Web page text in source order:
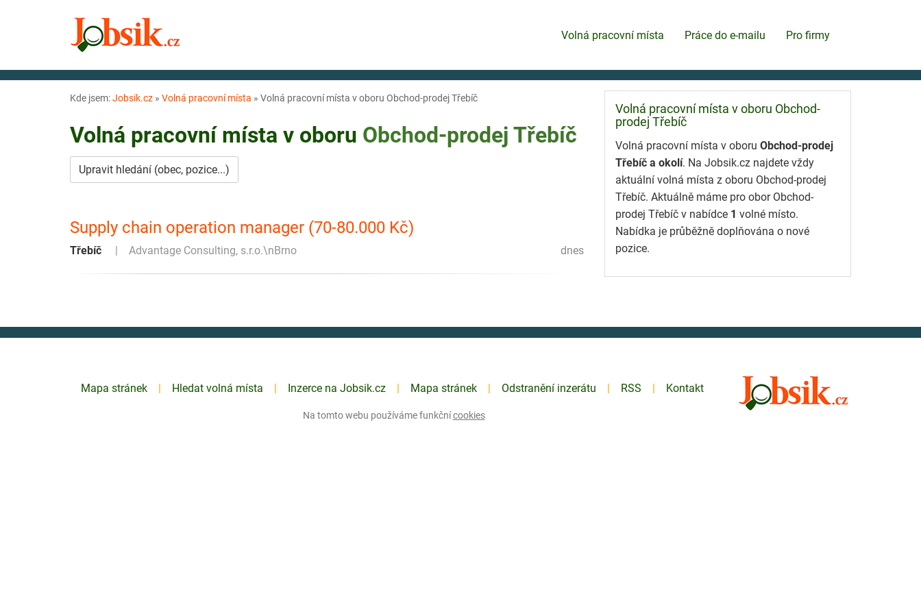
Volná pracovní místa Práce do e-mailu Pro firmy
Kde jsem:Jobsik.cz » Volná pracovní místa » Volná pracovní místa v oboru Obchod-prodej Třebíč
Volná pracovní místa v oboru Obchod-prodej Třebíč
Upravit hledání (obec, pozice...)
Supply chain operation manager (70-80.000 Kč)
dnes
Třebíč Advantage Consulting, s.r.o.\nBrno
Volná pracovní místa v oboru Obchod-
prodej Třebíč
Volná pracovní místa v oboru Obchod-prodej
Třebíč a okolí. Na Jobsik.cz najdete vždy
aktuální volná místa z oboru Obchod-prodej
Třebíč. Aktuálně máme pro obor Obchod-
prodej Třebíč v nabídce 1 volné místo.
Nabídka je průběžně doplňována o nové
pozice.
Mapa stránek Hledat volná místa Inzerce na Jobsik.cz Mapa stránek Odstranění inzerátu RSS Kontakt
Na tomto webu používáme funkčnícookies